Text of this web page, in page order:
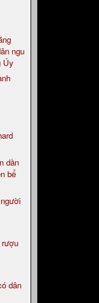
ngu
Úy
dần
bể
dân